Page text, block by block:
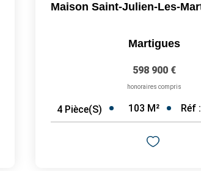
Martigues
598 900 €
honoraires compris
4 Pièce(s) 103 M² Réf :